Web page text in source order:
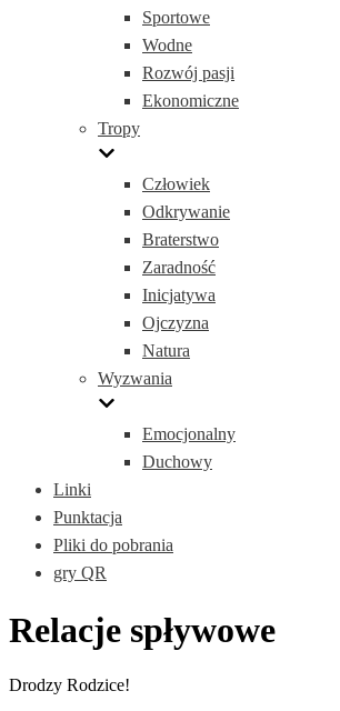
Sportowe
Wodne
Rozwój pasji
Ekonomiczne
Tropy
Człowiek
Odkrywanie
Braterstwo
Zaradność
Inicjatywa
Ojczyzna
Natura
Wyzwania
Emocjonalny
Duchowy
Linki
Punktacja
Pliki do pobrania
gry QR
Relacje spływowe
Drodzy Rodzice!